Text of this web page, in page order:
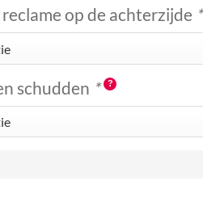
op de achterzijde *
schudden *